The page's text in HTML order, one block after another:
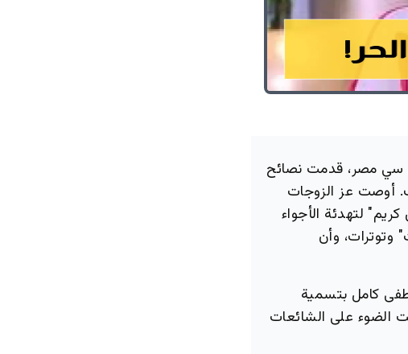
بي سي مصر، قدمت نصائح
أوصت عز الزوجات
لتهدئة الأجواء
وتوترات، وأن
كامل بتسمية
الضوء على الشائعات